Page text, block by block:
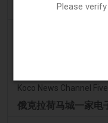
人数量的电子烟店
Koco News Channel Five
俄克拉荷马城一家电
Please